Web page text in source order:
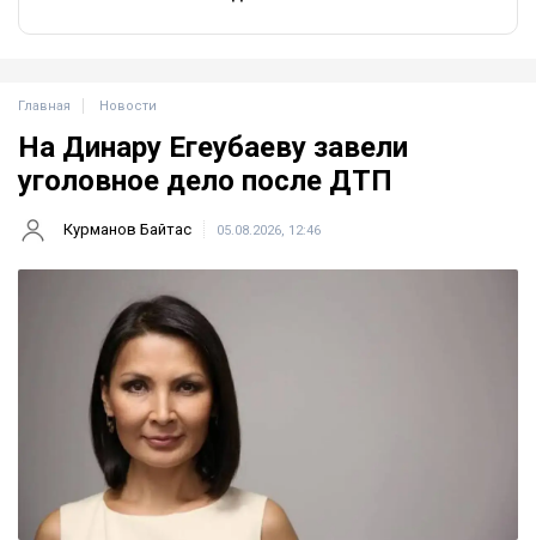
Главная Новости
На Динару Егеубаеву завели
уголовное дело после ДТП
Курманов Байтас 05.08.2026, 12:46